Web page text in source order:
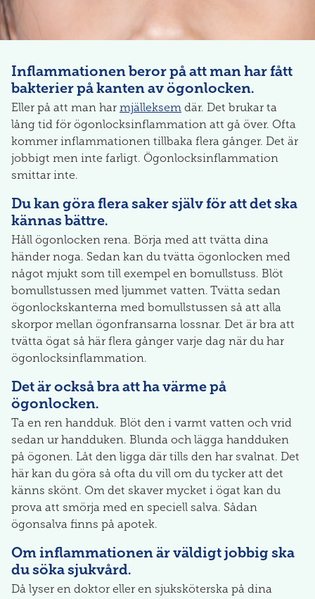
Inflammationen beror på att man har fått
bakterier på kanten av ögonlocken.
Eller på att man har mjälleksem där. Det brukar ta
lång tid för ögonlocksinflammation att gå över. Ofta
kommer inflammationen tillbaka flera gånger. Det är
jobbigt men inte farligt. Ögonlocksinflammation
smittar inte.
Du kan göra flera saker själv för att det ska
kännas bättre.
Håll ögonlocken rena. Börja med att tvätta dina
händer noga. Sedan kan du tvätta ögonlocken med
något mjukt som till exempel en bomullstuss. Blöt
bomullstussen med ljummet vatten. Tvätta sedan
ögonlockskanterna med bomullstussen så att alla
skorpor mellan ögonfransarna lossnar. Det är bra att
tvätta ögat så här flera gånger varje dag när du har
ögonlocksinflammation.
Det är också bra att ha värme på
ögonlocken.
Ta en ren handduk. Blöt den i varmt vatten och vrid
sedan ur handduken. Blunda och lägga handduken
på ögonen. Låt den ligga där tills den har svalnat. Det
här kan du göra så ofta du vill om du tycker att det
känns skönt. Om det skaver mycket i ögat kan du
prova att smörja med en speciell salva. Sådan
ögonsalva finns på apotek.
Om inflammationen är väldigt jobbig ska
du söka sjukvård.
Då lyser en doktor eller en sjuksköterska på dina